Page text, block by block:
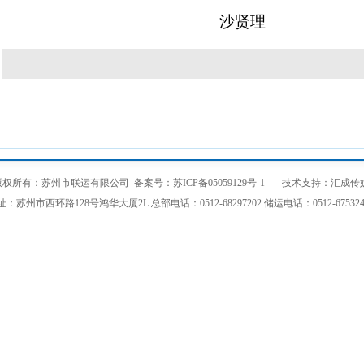
沙贤理
权所有：苏州市联运有限公司 备案号：苏ICP备05059129号-1 技术支持： 汇成传
：苏州市西环路128号鸿华大厦2L 总部电话：0512-68297202 储运电话：0512-